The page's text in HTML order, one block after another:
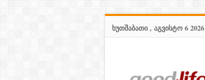
ᲮᲣᲗᲨᲐᲑᲐᲗᲘ , ᲐᲒᲕᲘᲡᲢᲝ 6 2026